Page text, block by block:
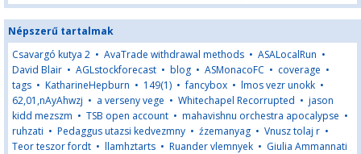
Népszerű tartalmak
Csavargó kutya 2 • AvaTrade withdrawal methods • ASALocalRun •
David Blair • AGLstockforecast • blog • ASMonacoFC • coverage •
tags • KatharineHepburn • 149(1) •fancybox • lmos vezr unokk •
62,01,nAyAhwzj • a verseny vege • Whitechapel Recorrupted • jason
kidd mezszm • TSB open account • mahavishnu orchestra apocalypse •
ruhzati • Pedaggus utazsi kedvezmny • źzemanyag • Vnusz tolaj r •
Teor teszor fordt • llamhztarts • Ruander vlemnyek • Giulia Ammannati